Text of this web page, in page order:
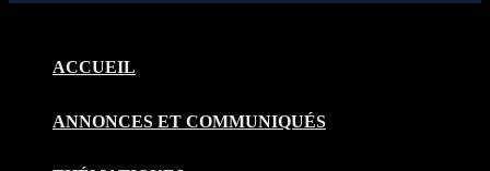
ACCUEIL
ANNONCES ET COMMUNIQUÉS